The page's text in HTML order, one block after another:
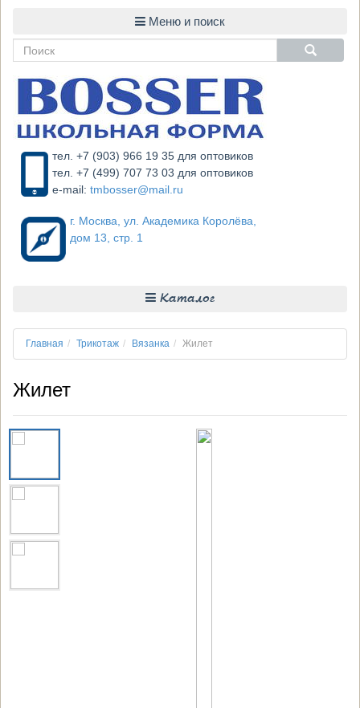
тел. +7 (903) 966 19 35 для оптовиков
тел. +7 (499) 707 73 03 для оптовиков
e-mail: tmbosser@mail.ru
г. Москва, ул. Академика Королёва,
дом 13, стр. 1
Каталог
Главная Трикотаж Вязанка Жилет
Жилет